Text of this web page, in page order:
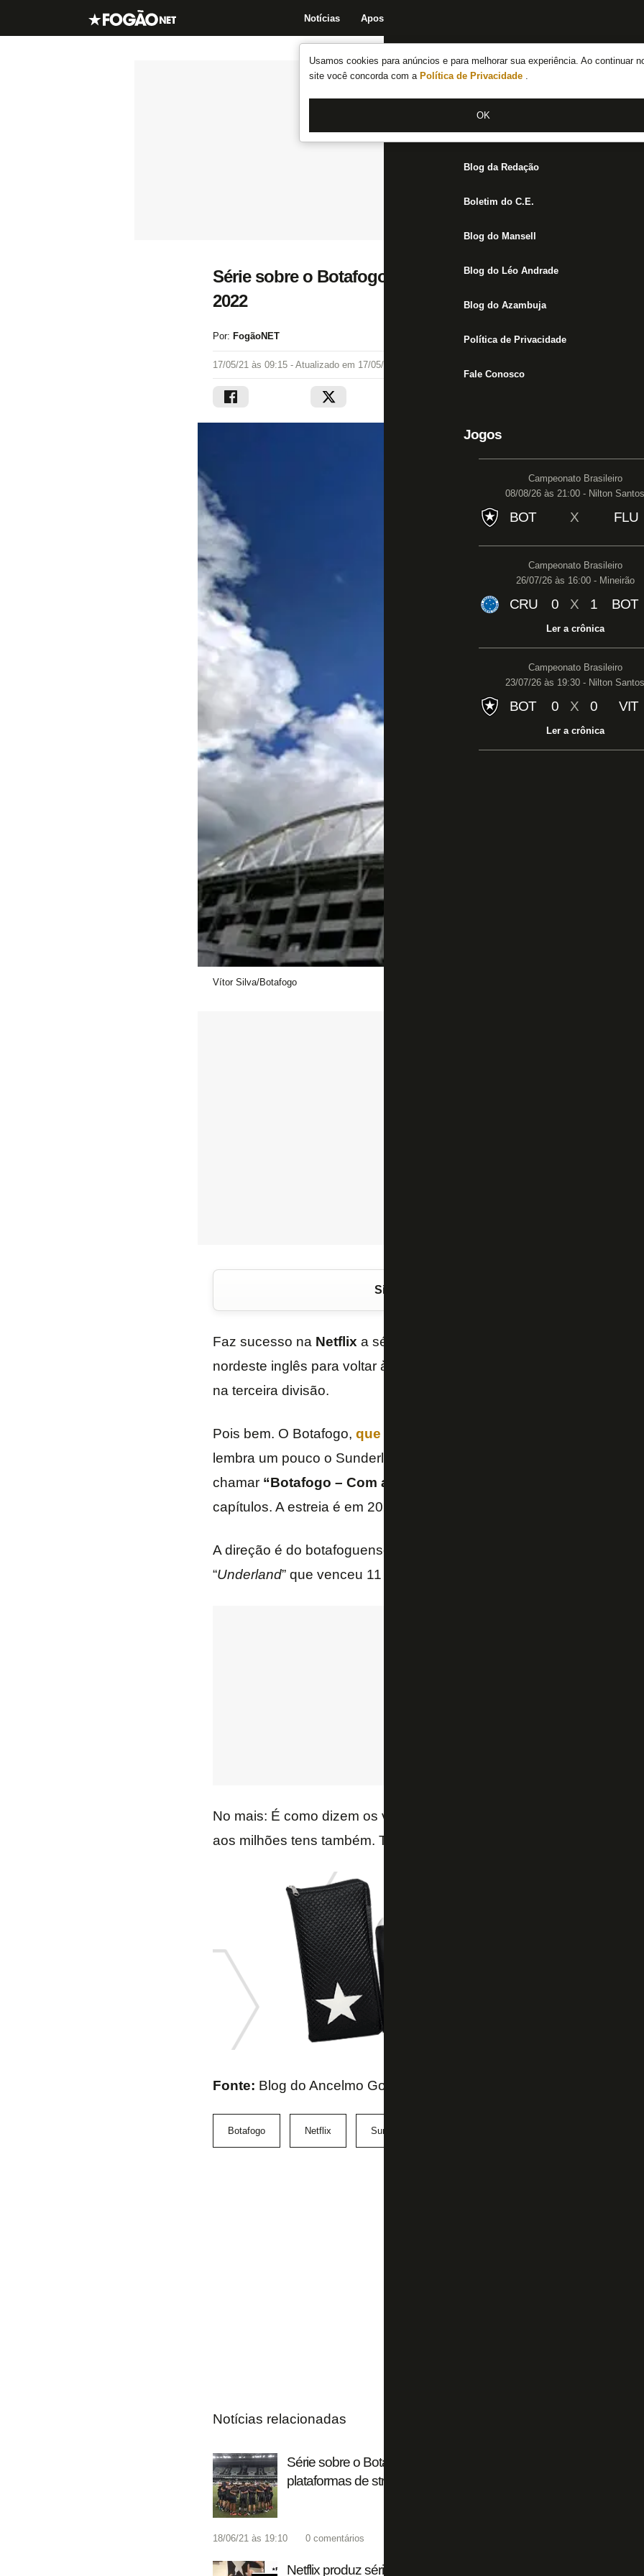
Usamos cookies para anúncios e para melhorar sua experiência. Ao continuar
site você concorda com a Política de Privacidade .
OK
Notícias Apostas
Notícias do Botafogo
Fórum
Jogos
Blog da Redação
Boletim do C.E.
Blog do Mansell
Blog do Léo Andrade
Blog do Azambuja
Política de Privacidade
Fale Conosco
Jogos
Campeonato Brasileiro
08/08/26 às 21:00 - Nilton Santos
BOT X FLU
Campeonato Brasileiro
26/07/26 às 16:00 - Mineirão
CRU 0 X 1 BOT
Ler a crônica
Campeonato Brasileiro
23/07/26 às 19:30 - Nilton Santos
BOT 0 X 0 VIT
Ler a crônica
Série sobre o Botafogo inspirada na saga do
2022
Por: FogãoNET
17/05/21 às 09:15 - Atualizado em 17/05/21 às 13:14
Vítor Silva/Botafogo
Siga o FogãoNET
Faz sucesso na Netflix a série “
nordeste inglês para voltar à elite do futebol do seu país – ele
na terceira divisão.
Pois bem. O Botafogo, que ontem perdeu para o Vasco por 1 a 0
lembra um pouco o Sunderland, será também pano de fundo de uma
chamar “Botafogo – Com a alma e o coração”
capítulos. A estreia é em 2022.
A direção é do botafoguense
“Underland” que venceu 11 prêmios fora do Brasil.
No mais: É como dizem os versos de Lamartine Babo sobre o
aos milhões tens também. Tu és Glorioso”.
Fonte: Blog do Ancelmo Gois - O Globo Online
Botafogo Netflix Sunderland
Notícias relacionadas
Série sobre o Botafogo começa a ser gravada, e produtores
plataformas de streaming
18/06/21 às 19:10 0 comentários
Netflix produz série sobre o Botafogo e grava com ídolos nos